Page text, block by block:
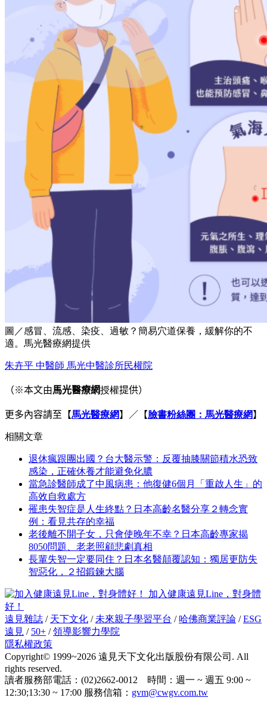
圖／感冒、流感、染疫、過敏？簡易穴道保養，緩解你的不
適。馬光醫療網提供
朱卉平 中醫師 馬光中醫診所民權院
（※本文由馬光醫療網授權提供）
更多內容請至 【馬光醫療網】／【臉書粉絲團：馬光醫療網】
相關文章
退休瘋跟團出國？台大醫示警：反覆抽膝關節積水恐致
感染，正確休養才能避免化膿
當急診醫師成了中風病患：他復健6個月「重啟人生」的
高效自救處方
罹患失智症是人生終點？日本高齡名醫分享２轉念實
例：看見共存的幸福
老後離不開子女，只會使晚年不幸？日本高齡專家揭
8050問題、老老照顧悲劇真相
長輩失智一定要同住？日本名醫顛覆認知：獨居更防失
智惡化，２招鍛鍊大腦
加入健康遠見Line，對身體
好！
遠見雜誌 / 天下文化 / 未來親子學習平台 / 哈佛商業評論 /ESG
遠見 / 50+ /領導影響力學院
隱私權政策
Copyright© 1999~2026 遠見天下文化出版股份有限公司. All
rights reserved.
讀者服務部電話：(02)2662-0012 時間：週一 ~ 週五 9:00 ~
12:30;13:30 ~ 17:00 服務信箱： gvm@cwgv.com.tw